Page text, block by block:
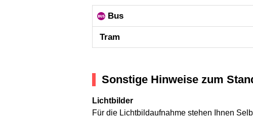
Bus
Tram
Sonstige Hinweise zum
Lichtbilder
Für die Lichtbildaufnahme stehen Ihnen